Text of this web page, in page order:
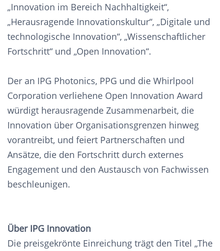
„Innovation im Bereich Nachhaltigkeit“,
„Herausragende Innovationskultur“, „Digitale und
technologische Innovation“, „Wissenschaftlicher
Fortschritt“ und „Open Innovation“.
Der an IPG Photonics, PPG und die Whirlpool
Corporation verliehene Open Innovation Award
würdigt herausragende Zusammenarbeit, die
Innovation über Organisationsgrenzen hinweg
vorantreibt, und feiert Partnerschaften und
Ansätze, die den Fortschritt durch externes
Engagement und den Austausch von Fachwissen
beschleunigen.
Über IPG Innovation
Die preisgekrönte Einreichung trägt den Titel „The